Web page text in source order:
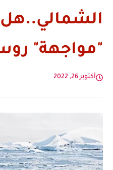
الشمالي..هل
"مواجهة"
أكتوبر 26, 2022